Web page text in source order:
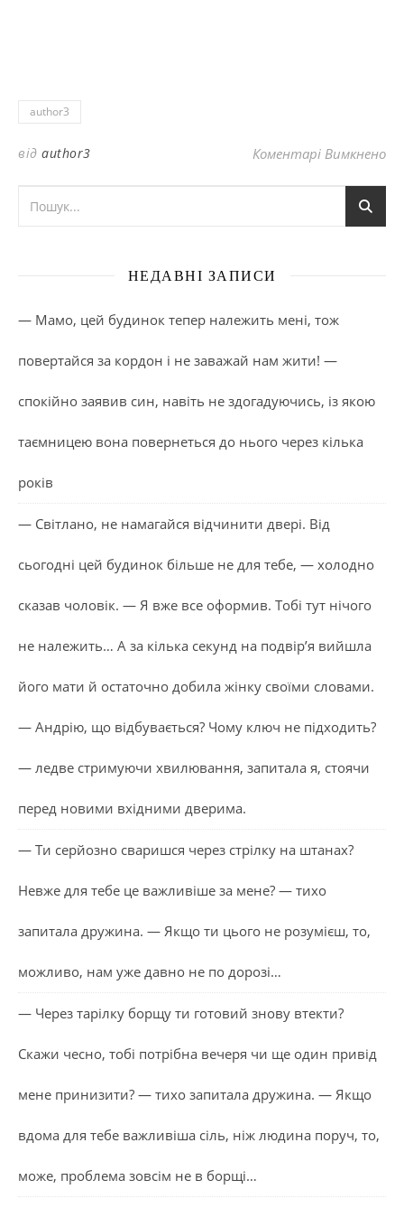
author3
від author3 Коментарі Вимкненодо
НЕДАВНІ ЗАПИСИ
— Мамо, цей будинок тепер належить мені, тож
повертайся за кордон і не заважай нам жити! —
спокійно заявив син, навіть не здогадуючись, із якою
таємницею вона повернеться до нього через кілька
років
— Світлано, не намагайся відчинити двері. Від
сьогодні цей будинок більше не для тебе, — холодно
сказав чоловік. — Я вже все оформив. Тобі тут нічого
не належить… А за кілька секунд на подвір’я вийшла
його мати й остаточно добила жінку своїми словами.
— Андрію, що відбувається? Чому ключ не підходить?
— ледве стримуючи хвилювання, запитала я, стоячи
перед новими вхідними дверима.
— Ти серйозно сваришся через стрілку на штанах?
Невже для тебе це важливіше за мене? — тихо
запитала дружина. — Якщо ти цього не розумієш, то,
можливо, нам уже давно не по дорозі…
— Через тарілку борщу ти готовий знову втекти?
Скажи чесно, тобі потрібна вечеря чи ще один привід
мене принизити? — тихо запитала дружина. — Якщо
вдома для тебе важливіша сіль, ніж людина поруч, то,
може, проблема зовсім не в борщі…